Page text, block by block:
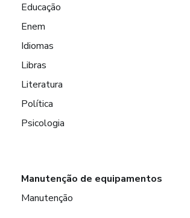
Educação
Enem
Idiomas
Libras
Literatura
Política
Psicologia
Manutenção de equipamentos
Manutenção